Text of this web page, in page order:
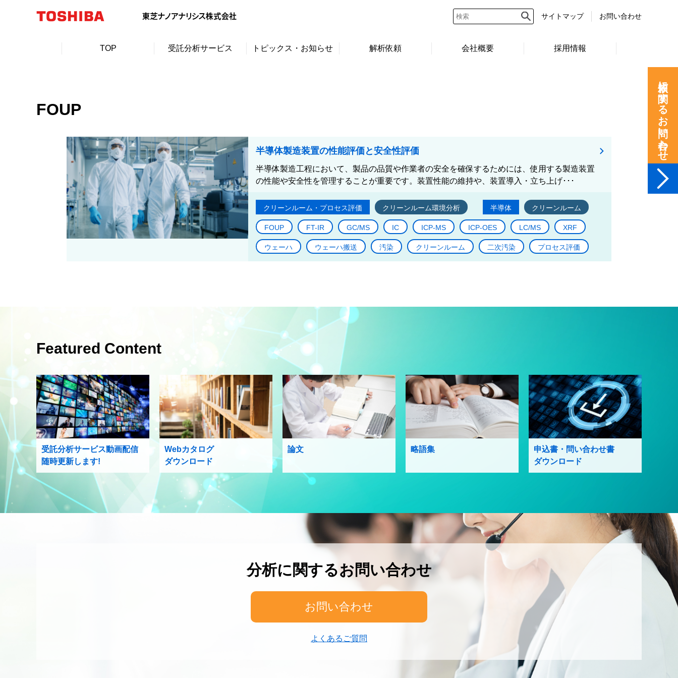
サイトマップ お問い合わせ
TOP 受託分析サービス トピックス・お知らせ 解析依頼 会社概要 採用情報
FOUP
半導体製造装置の性能評価と安全性評価
半導体製造工程において、製品の品質や作業者の安全を確保するためには、使用する製造装置
の性能や安全性を管理することが重要です。装置性能の維持や、装置導入・立ち上げ･･･
クリーンルーム・プロセス評価 クリーンルーム環境分析 半導体 クリーンルーム
FOUP FT-IR GC/MS IC ICP-MS ICP-OES LC/MS XRF
ウェーハ ウェーハ搬送 汚染 クリーンルーム 二次汚染 プロセス評価
Featured Content
受託分析サービス動画配信
随時更新します!
Webカタログ
ダウンロード
論文 略語集
申込書・問い合わせ書
ダウンロード
分析に関するお問い合わせ
お問い合わせ
よくあるご質問
依頼に関するお問い合わせ